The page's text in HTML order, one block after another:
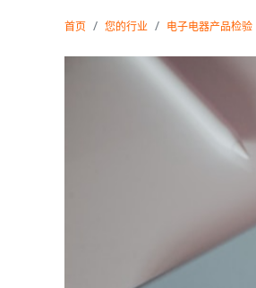
首页 您的行业 电子电器产品检验